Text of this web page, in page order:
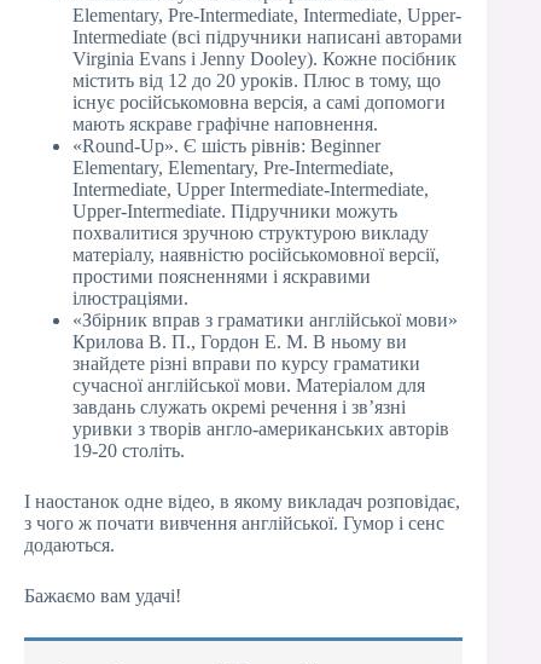
Elementary, Pre-Intermediate, Intermediate, Upper-
Intermediate (всі підручники написані авторами
Virginia Evans і Jenny Dooley). Кожне посібник
містить від 12 до 20 уроків. Плюс в тому, що
існує російськомовна версія, а самі допомоги
мають яскраве графічне наповнення.
«Round-Up». Є шість рівнів: Beginner
Elementary, Elementary, Pre-Intermediate,
Intermediate, Upper Intermediate-Intermediate,
Upper-Intermediate. Підручники можуть
похвалитися зручною структурою викладу
матеріалу, наявністю російськомовної версії,
простими поясненнями і яскравими
ілюстраціями.
«Збірник вправ з граматики англійської мови»
Крилова В. П., Гордон Е. М. В ньому ви
знайдете різні вправи по курсу граматики
сучасної англійської мови. Матеріалом для
завдань служать окремі речення і зв’язні
уривки з творів англо-американських авторів
19-20 століть.
І наостанок одне відео, в якому викладач розповідає,
з чого ж почати вивчення англійської. Гумор і сенс
додаються.
Бажаємо вам удачі!